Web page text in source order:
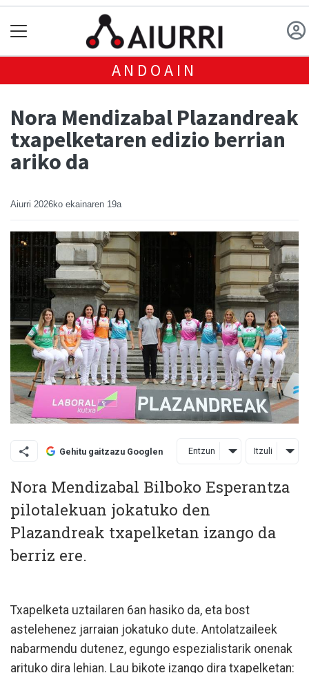
ANDOAIN
Nora Mendizabal Plazandreak
txapelketaren edizio berrian
ariko da
Aiurri 2026ko ekainaren 19a
Gehitu gaitzazu Googlen Entzun Itzuli
Nora Mendizabal Bilboko Esperantza
pilotalekuan jokatuko den
Plazandreak txapelketan izango da
berriz ere.
Txapelketa uztailaren 6an hasiko da, eta bost
astelehenez jarraian jokatuko dute. Antolatzaileek
nabarmendu dutenez, egungo espezialistarik onenak
arituko dira lehian. Lau bikote izango dira txapelketan: